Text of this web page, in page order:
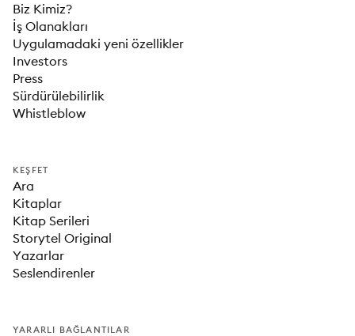
Biz Kimiz?
İş Olanakları
Uygulamadaki yeni özellikler
Investors
Press
Sürdürülebilirlik
Whistleblow
KEŞFET
Ara
Kitaplar
Kitap Serileri
Storytel Original
Yazarlar
Seslendirenler
YARARLI BAĞLANTILAR